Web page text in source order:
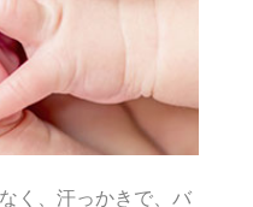
く、汗っかきで、バ